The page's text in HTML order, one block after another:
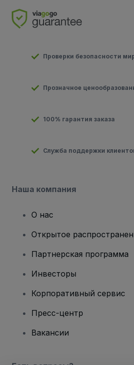
Проверки безопасности
Прозначное
100% гарантия заказа
Служба поддержки
Наша компания
О нас
Открытое
Партнерская программа
Инвесторы
Корпоративный сервис
Пресс-центр
Вакансии